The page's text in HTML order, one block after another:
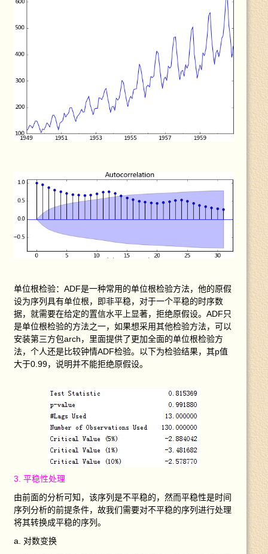
单位根检验：ADF是一种常用的单位根检验方法，他的原假
设为序列具有单位根，即非平稳，对于一个平稳的时序数
据，就需要在给定的置信水平上显著，拒绝原假设。ADF只
是单位根检验的方法之一，如果想采用其他检验方法，可以
安装第三方包arch，里面提供了更加全面的单位根检验方
法，个人还是比较钟情ADF检验。以下为检验结果，其p值
大于0.99，说明并不能拒绝原假设。
3. 平稳性处理
由前面的分析可知，该序列是不平稳的，然而平稳性是时间
序列分析的前提条件，故我们需要对不平稳的序列进行处理
将其转换成平稳的序列。
a. 对数变换